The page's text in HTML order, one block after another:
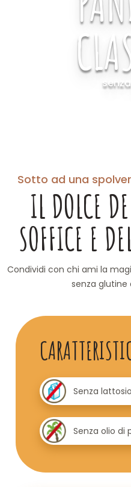
Sotto ad una
IL DOLCE
SOFFICE E
Condividi con chi ami la
senza glutine
Senza lattosio
Senza olio di